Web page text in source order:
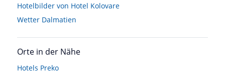
Hotelbilder von Hotel Kolovare
Wetter Dalmatien
Orte in der Nähe
Hotels Preko